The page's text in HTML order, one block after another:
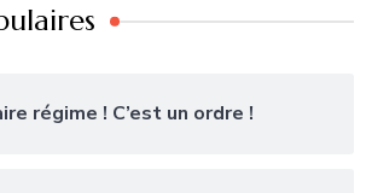
régime ! C’est un ordre !